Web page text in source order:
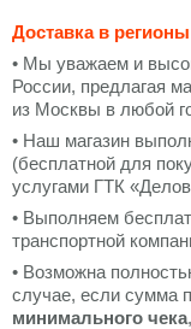
Доставка в
• Мы уважаем и
России, предлагая
из Москвы в любой
• Наш магазин
(бесплатной для
услугами ГТК
• Выполняем
транспортной
• Возможна
случае, если сумма
минимального чека